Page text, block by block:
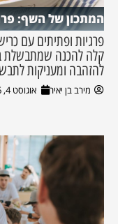
המתכון של השף:
פרגיות ופתיתים עם
קלה להכנה שמתבשלת
להזהבה ומעניקות
מירב בן יאיר אוגוסט 4, 2026